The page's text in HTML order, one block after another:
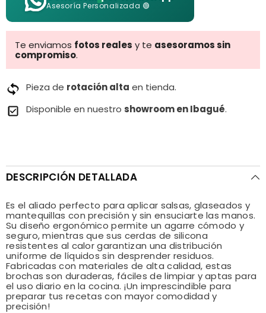
Asesoría Personalizada 🟢
Te enviamos fotos reales y te asesoramos sin
compromiso.
Pieza de rotación alta en tienda.
Disponible en nuestro showroom en Ibagué.
DESCRIPCIÓN DETALLADA
Es el aliado perfecto para aplicar salsas, glaseados y
mantequillas con precisión y sin ensuciarte las manos.
Su diseño ergonómico permite un agarre cómodo y
seguro, mientras que sus cerdas de silicona
resistentes al calor garantizan una distribución
uniforme de líquidos sin desprender residuos.
Fabricadas con materiales de alta calidad, estas
brochas son duraderas, fáciles de limpiar y aptas para
el uso diario en la cocina. ¡Un imprescindible para
preparar tus recetas con mayor comodidad y
precisión!